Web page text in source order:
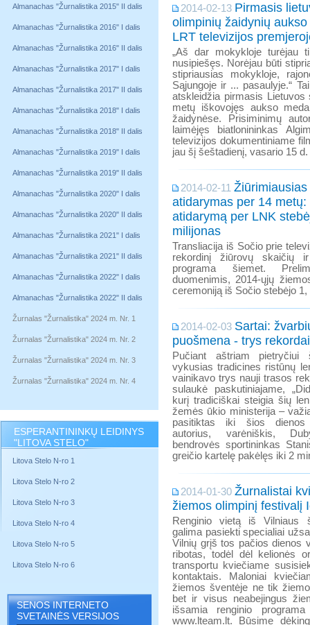
Almanachas "Žurnalistika 2015" II dalis
Almanachas "Žurnalistika 2016" I dalis
Almanachas "Žurnalistika 2016" II dalis
Almanachas "Žurnalistika 2017" I dalis
Almanachas "Žurnalistika 2017" II dalis
Almanachas "Žurnalistika 2018" I dalis
Almanachas "Žurnalistika 2018" II dalis
Almanachas "Žurnalistika 2019" I dalis
Almanachas "Žurnalistika 2019" II dalis
Almanachas "Žurnalistika 2020" I dalis
Almanachas "Žurnalistika 2020" II dalis
Almanachas "Žurnalistika 2021" I dalis
Almanachas "Žurnalistika 2021" II dalis
Almanachas "Žurnalistika 2022" I dalis
Almanachas "Žurnalistika 2022" II dalis
Žurnalas "Žurnalistika" 2024 m. Nr. 1
Žurnalas "Žurnalistika" 2024 m. Nr. 2
Žurnalas "Žurnalistika" 2024 m. Nr. 3
Žurnalas "Žurnalistika" 2024 m. Nr. 4
ESPERANTININKŲ LEIDINYS
"LITOVA STELO"
Litova Stelo N-ro 1
Litova Stelo N-ro 2
Litova Stelo N-ro 3
Litova Stelo N-ro 4
Litova Stelo N-ro 5
Litova Stelo N-ro 6
SENOS INTERNETO
SVETAINĖS VERSIJOS
2014-02-13 Pirmasis
olimpinių žaidynių
LRT televizijos
„Aš dar mokykloje turėjau
nusipiešęs. Norėjau būti
stipriausias mokykloje,
Sąjungoje ir ... pasaulyje.“
atskleidžia pirmasis Lietuvos
metų iškovojęs aukso
žaidynėse. Prisiminimų
laimėjęs biatlonininkas
televizijos dokumentiniame
jau šį šeštadienį, vasario 15
2014-02-11
atidarymas per 14
atidarymą per LNK
milijonas
Transliacija iš Sočio prie
rekordinį žiūrovų skaičių
programa šiemet.
duomenimis, 2014-ųjų
ceremoniją iš Sočio stebėjo
2014-02-03 Sartai:
puošmena - trys rekordai
Pučiant aštriam pietryčiui
vykusias tradicines ristūnų
vainikavo trys nauji trasos
sulaukė paskutiniajame,
kurį tradiciškai steigia šių
žemės ūkio ministerija –
pasitiktas iki šios dienos
autorius, varėniškis,
bendrovės sportininkas
greičio kartelę pakėlęs iki 2
2014-01-30 Žurnalistai
žiemos olimpinį festivalį
Renginio vietą iš Vilniaus
galima pasiekti specialiai
Vilnių grįš tos pačios dienos
ribotas, todėl dėl kelionės
transportu kviečiame
kontaktais. Maloniai
žiemos šventėje ne tik
bet ir visus neabejingus
išsamia renginio
www.lteam.lt. Būsime